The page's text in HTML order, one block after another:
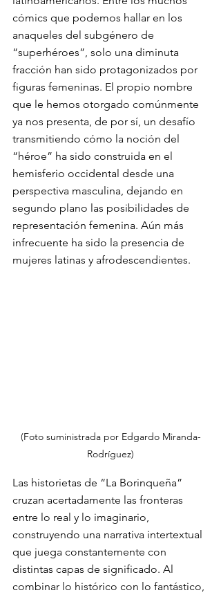
cómics que podemos hallar en los
anaqueles del subgénero de
“superhéroes”, solo una diminuta
fracción han sido protagonizados por
figuras femeninas. El propio nombre
que le hemos otorgado comúnmente
ya nos presenta, de por sí, un desafío
transmitiendo cómo la noción del
“héroe” ha sido construida en el
hemisferio occidental desde una
perspectiva masculina, dejando en
segundo plano las posibilidades de
representación femenina. Aún más
infrecuente ha sido la presencia de
mujeres latinas y afrodescendientes.
(Foto suministrada por Edgardo Miranda-
Rodríguez)
Las historietas de “La Borinqueña”
cruzan acertadamente las fronteras
entre lo real y lo imaginario,
construyendo una narrativa intertextual
que juega constantemente con
distintas capas de significado. Al
combinar lo histórico con lo fantástico,